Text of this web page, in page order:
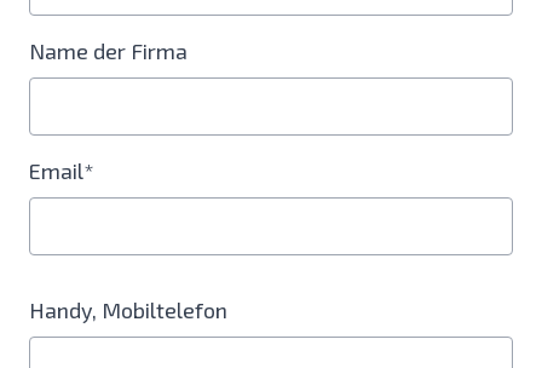
Name der Firma
Email*
Handy, Mobiltelefon